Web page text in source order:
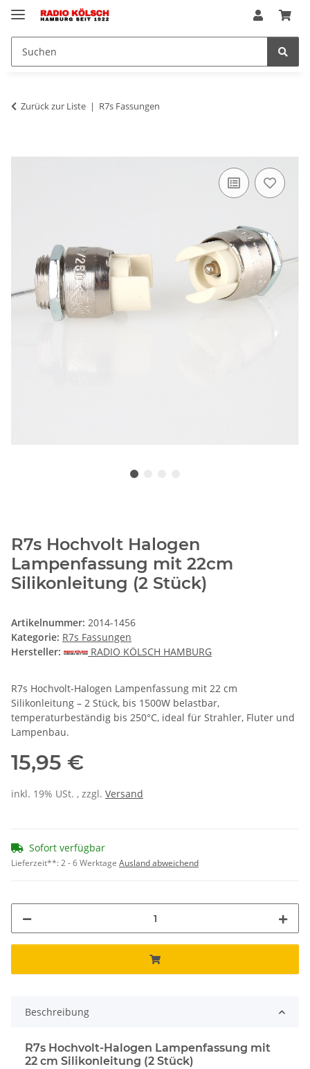
Zurück zur Liste R7s Fassungen
R7s Hochvolt Halogen
Lampenfassung mit 22cm
Silikonleitung (2 Stück)
Artikelnummer: 2014-1456
Kategorie: R7s Fassungen
Hersteller:
RADIO KÖLSCH HAMBURG
R7s Hochvolt-Halogen Lampenfassung mit 22 cm
Silikonleitung – 2 Stück, bis 1500W belastbar,
temperaturbeständig bis 250°C, ideal für Strahler, Fluter und
Lampenbau.
15,95 €
inkl. 19% USt. , zzgl. Versand
Sofort verfügbar
Lieferzeit**:2 - 6 Werktage Ausland abweichend
Beschreibung
R7s Hochvolt-Halogen Lampenfassung mit
22 cm Silikonleitung (2 Stück)